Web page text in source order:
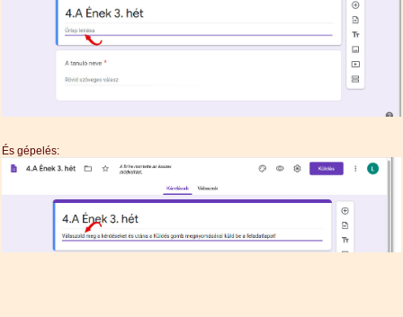
És gépelés: